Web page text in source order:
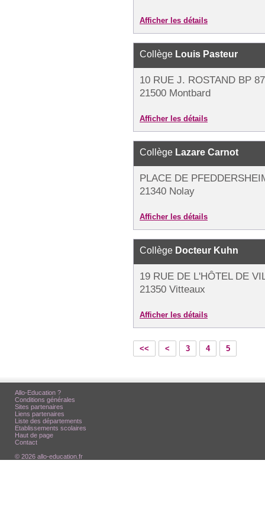
Afficher les détails
Collège Louis Pasteur
10 RUE J. ROSTAND BP 87
21500 Montbard
Afficher les détails
Collège Lazare Carnot
PLACE DE
21340 Nolay
Afficher les détails
Collège Docteur Kuhn
19 RUE DE L'HÔTEL DE
21350 Vitteaux
Afficher les détails
<< < 3 4 5
Allo-Education ?
Conditions générales
Sites partenaires
Liens partenaires
Liste des départements
Etablissements scolaires
Haut de page
Contact
© 2026 allo-education.fr